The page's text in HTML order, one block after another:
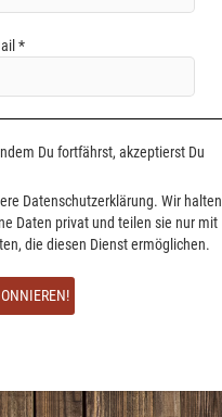
*
Du fortfährst, akzeptierst Du
Datenschutzerklärung. Wir halten
Daten privat und teilen sie nur mit
die diesen Dienst ermöglichen.